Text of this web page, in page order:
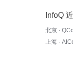
InfoQ
北京 ·
上海 ·